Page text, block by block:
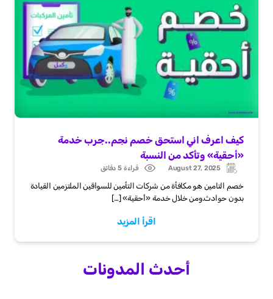
كيف اعرف اني استحق خصم نجم..جرب خدمة
«أحقية» وتأكد من النسبة
Updated:
August 27, 2025
Post
date
قراءة 5 دقائق
خصم التامين هو مكافأة من شركات التأمين للسواقين الملتزمين القيادة
بدون حوادث.ومن خلال خدمة «أحقية» […]
اقرأ المزيد
أحدث المدونات